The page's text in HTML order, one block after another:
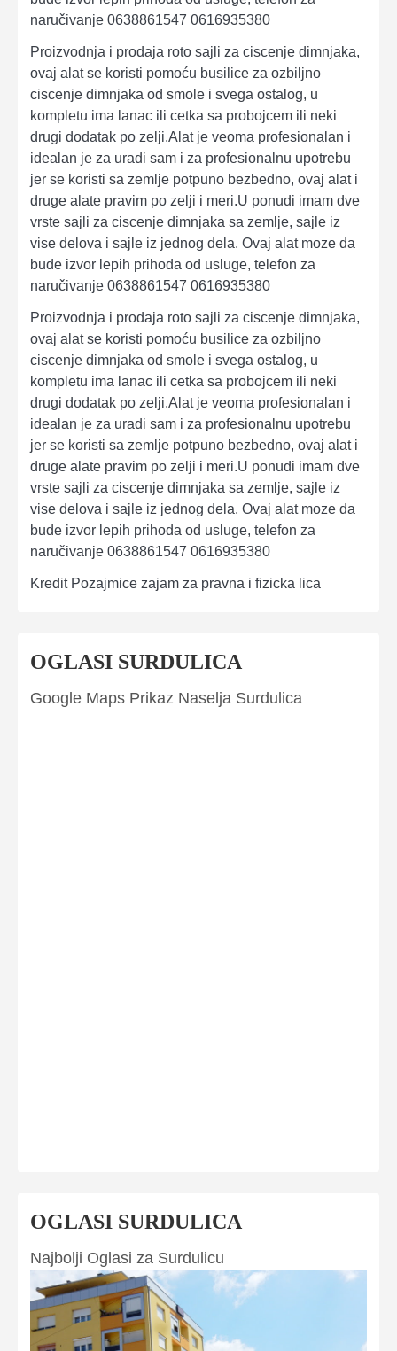
naručivanje 0638861547 0616935380
Proizvodnja i prodaja roto sajli za ciscenje dimnjaka,
ovaj alat se koristi pomoću busilice za ozbiljno
ciscenje dimnjaka od smole i svega ostalog, u
kompletu ima lanac ili cetka sa probojcem ili neki
drugi dodatak po zelji.Alat je veoma profesionalan i
idealan je za uradi sam i za profesionalnu upotrebu
jer se koristi sa zemlje potpuno bezbedno, ovaj alat i
druge alate pravim po zelji i meri.U ponudi imam dve
vrste sajli za ciscenje dimnjaka sa zemlje, sajle iz
vise delova i sajle iz jednog dela. Ovaj alat moze da
bude izvor lepih prihoda od usluge, telefon za
naručivanje 0638861547 0616935380
Proizvodnja i prodaja roto sajli za ciscenje dimnjaka,
ovaj alat se koristi pomoću busilice za ozbiljno
ciscenje dimnjaka od smole i svega ostalog, u
kompletu ima lanac ili cetka sa probojcem ili neki
drugi dodatak po zelji.Alat je veoma profesionalan i
idealan je za uradi sam i za profesionalnu upotrebu
jer se koristi sa zemlje potpuno bezbedno, ovaj alat i
druge alate pravim po zelji i meri.U ponudi imam dve
vrste sajli za ciscenje dimnjaka sa zemlje, sajle iz
vise delova i sajle iz jednog dela. Ovaj alat moze da
bude izvor lepih prihoda od usluge, telefon za
naručivanje 0638861547 0616935380
Kredit Pozajmice zajam za pravna i fizicka lica
OGLASI SURDULICA
Google Maps Prikaz Naselja Surdulica
OGLASI SURDULICA
Najbolji Oglasi za Surdulicu